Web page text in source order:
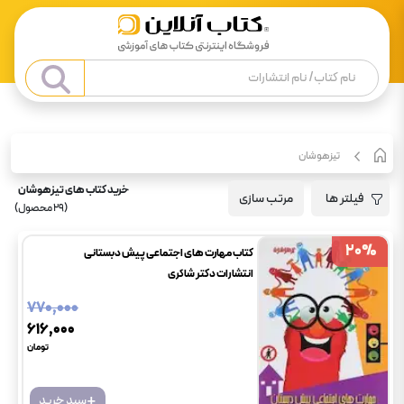
تیزهوشان
فیلتر ها مرتب سازی
خرید کتاب های تیزهوشان
(
29محصول)
کتاب مهارت های اجتماعی پیش دبستانی
انتشارات دکتر شاکری
۷۷۰٬۰۰۰
۶۱۶٬۰۰۰
تومان
20%
20%